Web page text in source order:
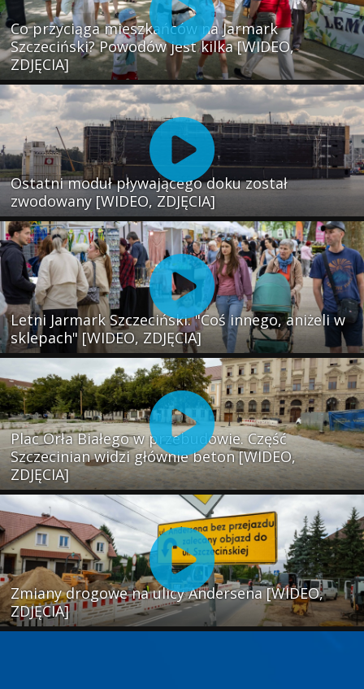
Co przyciąga mieszkańców na Jarmark
Szczeciński? Powodów jest kilka [WIDEO,
ZDJĘCIA]
Ostatni moduł pływającego doku został
zwodowany [WIDEO, ZDJĘCIA]
Letni Jarmark Szczeciński. "Coś innego, aniżeli w
sklepach" [WIDEO, ZDJĘCIA]
Plac Orła Białego w przebudowie. Część
Szczecinian widzi głównie beton [WIDEO,
ZDJĘCIA]
Zmiany drogowe na ulicy Andersena [WIDEO,
ZDJĘCIA]